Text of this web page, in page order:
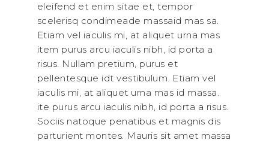
eleifend et enim sitae et, tempor
scelerisq condimeade massaid mas sa.
Etiam vel iaculis mi, at aliquet urna mas
item purus arcu iaculis nibh, id porta a
risus. Nullam pretium, purus et
pellentesque idt vestibulum. Etiam vel
iaculis mi, at aliquet urna mas id massa.
ite purus arcu iaculis nibh, id porta a risus.
Sociis natoque penatibus et magnis dis
parturient montes. Mauris sit amet massa